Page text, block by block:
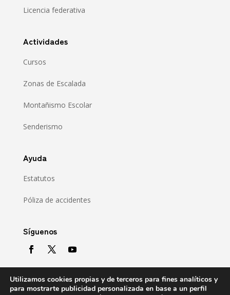
Licencia federativa
Actividades
Cursos
Zonas de Escalada
Montañismo Escolar
Senderismo
Ayuda
Estatutos
Póliza de accidentes
Síguenos
Utilizamos cookies propias y de terceros para fines analíticos y
para mostrarte publicidad personalizada en base a un perfil